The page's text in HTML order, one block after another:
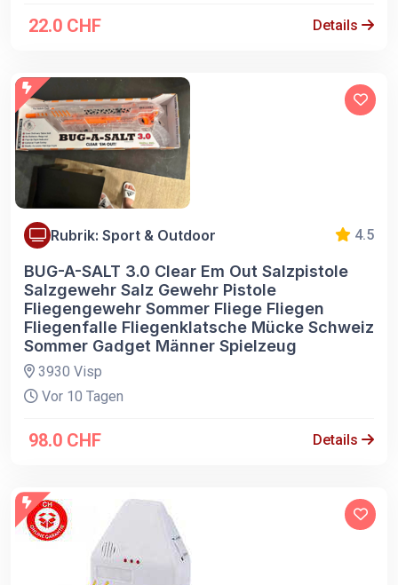
22.0 CHF Details
Rubrik: Sport & Outdoor 4.5
BUG-A-SALT 3.0 Clear Em Out Salzpistole
Salzgewehr Salz Gewehr Pistole
Fliegengewehr Sommer Fliege Fliegen
Fliegenfalle Fliegenklatsche Mücke Schweiz
Sommer Gadget Männer Spielzeug
3930 Visp
Vor 10 Tagen
98.0 CHF Details